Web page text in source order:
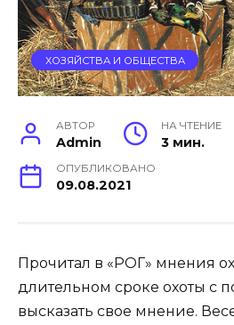
ХОЗЯЙСТВА И ОБЩЕСТВА
АВТОР
Admin
НА ЧТЕНИЕ
3 мин.
ОПУБЛИКОВАНО
09.08.2021
Прочитал в «РОГ» мнения
длительном сроке охоты с
высказать свое мнение.